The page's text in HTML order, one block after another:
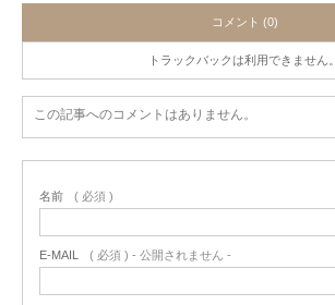
コメント (0)
トラックバックは利用できません。
この記事へのコメントはありません。
名前 ( 必須 )
E-MAIL ( 必須 ) - 公開されません -